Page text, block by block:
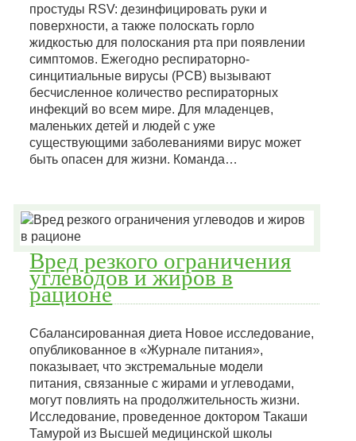
простуды RSV: дезинфицировать руки и
поверхности, а также полоскать горло
жидкостью для полоскания рта при появлении
симптомов. Ежегодно респираторно-
синцитиальные вирусы (РСВ) вызывают
бесчисленное количество респираторных
инфекций во всем мире. Для младенцев,
маленьких детей и людей с уже
существующими заболеваниями вирус может
быть опасен для жизни. Команда…
Вред резкого ограничения
углеводов и жиров в
рационе
Сбалансированная диета Новое исследование,
опубликованное в «Журнале питания»,
показывает, что экстремальные модели
питания, связанные с жирами и углеводами,
могут повлиять на продолжительность жизни.
Исследование, проведенное доктором Такаши
Тамурой из Высшей медицинской школы